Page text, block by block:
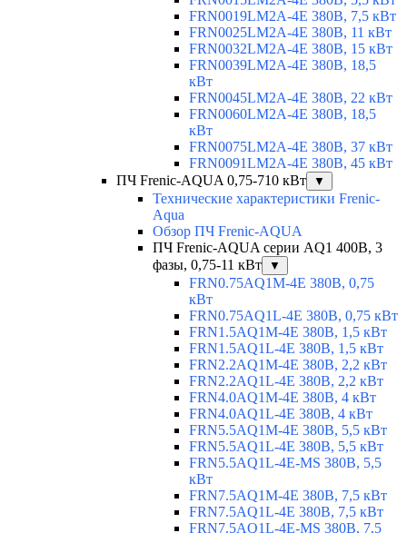
FRN0019LM2A-4E 380В, 7,5 кВт
FRN0025LM2A-4E 380В, 11 кВт
FRN0032LM2A-4E 380В, 15 кВт
FRN0039LM2A-4E 380В, 18,5
кВт
FRN0045LM2A-4E 380В, 22 кВт
FRN0060LM2A-4E 380В, 18,5
кВт
FRN0075LM2A-4E 380В, 37 кВт
FRN0091LM2A-4E 380В, 45 кВт
ПЧ Frenic-AQUA 0,75-710 кВт
▼
Технические характеристики Frenic-
Aqua
Обзор ПЧ Frenic-AQUA
ПЧ Frenic-AQUA серии AQ1 400В, 3
фазы, 0,75-11 кВт
▼
FRN0.75AQ1M-4E 380В, 0,75
кВт
FRN0.75AQ1L-4E 380В, 0,75 кВт
FRN1.5AQ1M-4E 380В, 1,5 кВт
FRN1.5AQ1L-4E 380В, 1,5 кВт
FRN2.2AQ1M-4E 380В, 2,2 кВт
FRN2.2AQ1L-4E 380В, 2,2 кВт
FRN4.0AQ1M-4E 380В, 4 кВт
FRN4.0AQ1L-4E 380В, 4 кВт
FRN5.5AQ1M-4E 380В, 5,5 кВт
FRN5.5AQ1L-4E 380В, 5,5 кВт
FRN5.5AQ1L-4E-MS 380В, 5,5
кВт
FRN7.5AQ1M-4E 380В, 7,5 кВт
FRN7.5AQ1L-4E 380В, 7,5 кВт
FRN7.5AQ1L-4E-MS 380В, 7,5